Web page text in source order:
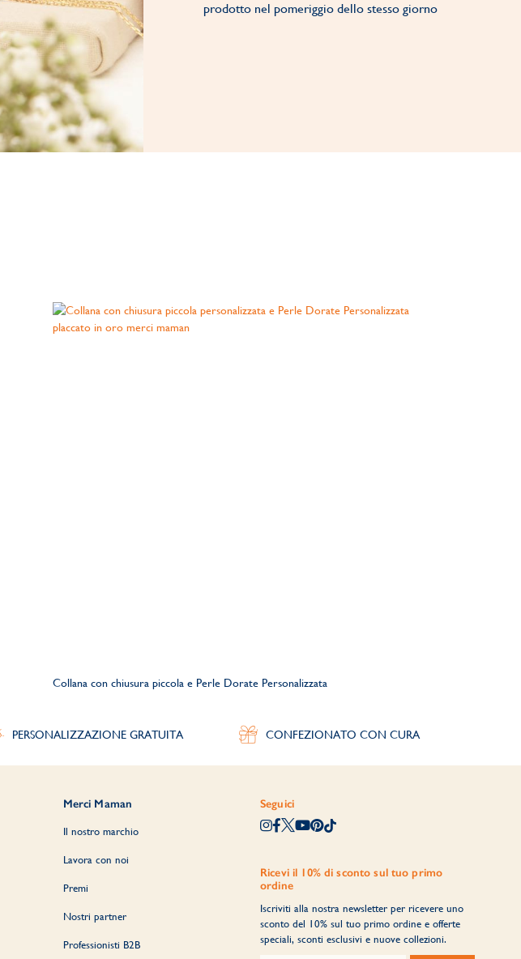
prodotto nel pomeriggio dello stesso giorno
Collana con chiusura piccola e Perle Dorate Personalizzata
PERSONALIZZAZIONE GRATUITA CONFEZIONATO CON CURA
Merci Maman
Il nostro marchio
Lavora con noi
Premi
Nostri partner
Professionisti B2B
Seguici
Ricevi il 10% di sconto sul tuo primo
ordine
Iscriviti alla nostra newsletter per ricevere uno
sconto del 10% sul tuo primo ordine e offerte
speciali, sconti esclusivi e nuove collezioni.